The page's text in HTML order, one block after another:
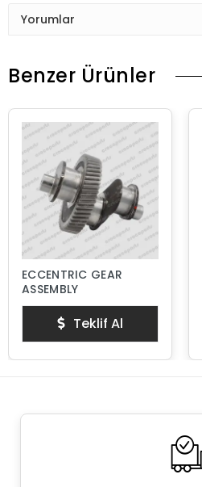
Yorumlar
Benzer Ürünler
ECCENTRIC GEAR
ASSEMBLY
Teklif Al